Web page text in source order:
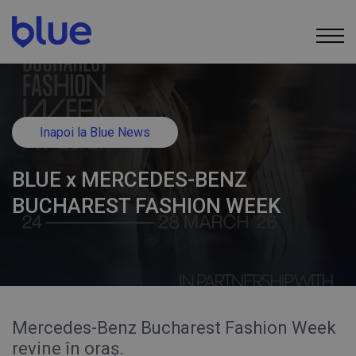
Inapoi la Blue News
BLUE x MERCEDES-BENZ
BUCHAREST FASHION WEEK
Mercedes-Benz Bucharest Fashion Week
revine în oraș.